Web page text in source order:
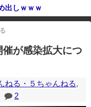
出しｗｗｗ
イト全体のレイアウトが崩れ
が感染拡大につ
ねる・５ちゃんねる,
2